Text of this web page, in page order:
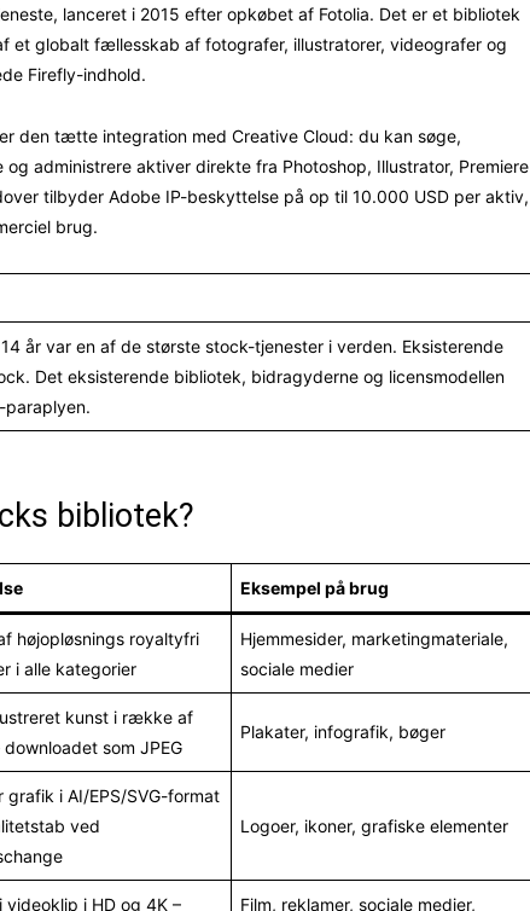
lanceret i 2015 efter opkøbet af Fotolia. Det er et bibliotek
et globalt fællesskab af fotografer, illustratorer, videografer og
Firefly-indhold.
den tætte integration med Creative Cloud: du kan søge,
administrere aktiver direkte fra Photoshop, Illustrator, Premiere
tilbyder Adobe IP-beskyttelse på op til 10.000 USD per aktiv,
brug.
år var en af de største stock-tjenester i verden. Eksisterende
Det eksisterende bibliotek, bidragyderne og licensmodellen
bibliotek?
Eksempel på brug
højopløsnings royaltyfri
i alle kategorier
Hjemmesider, marketingmateriale,
sociale medier
kunst i række af
som JPEG
Plakater, infografik, bøger
grafik i AI/EPS/SVG-format
ved
Logoer, ikoner, grafiske elementer
videoklip i HD og 4K – Film, reklamer, sociale medier,